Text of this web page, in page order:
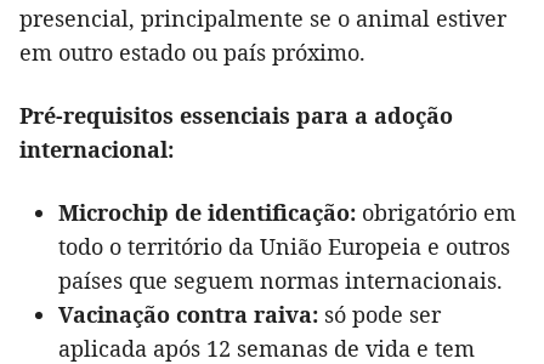
presencial, principalmente se o animal estiver
em outro estado ou país próximo.
Pré-requisitos essenciais para a adoção
internacional:
Microchip de identificação: obrigatório em
todo o território da União Europeia e outros
países que seguem normas internacionais.
Vacinação contra raiva: só pode ser
aplicada após 12 semanas de vida e tem